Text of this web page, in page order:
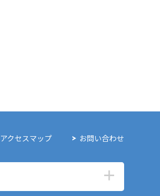
アクセスマップ お問い合わせ